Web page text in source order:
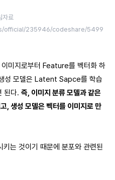
자료
official/235946/codeshare/5499
미지로부터 Feature를 벡터화 하
성 모델은 Latent Sapce를 학습
된다. 즉, 이미지 분류 모델과 같은
, 생성 모델은 벡터를 이미지로 만
는 것이기 때문에 분포와 관련된